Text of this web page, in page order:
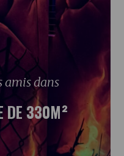
amis dans
DE 330M²